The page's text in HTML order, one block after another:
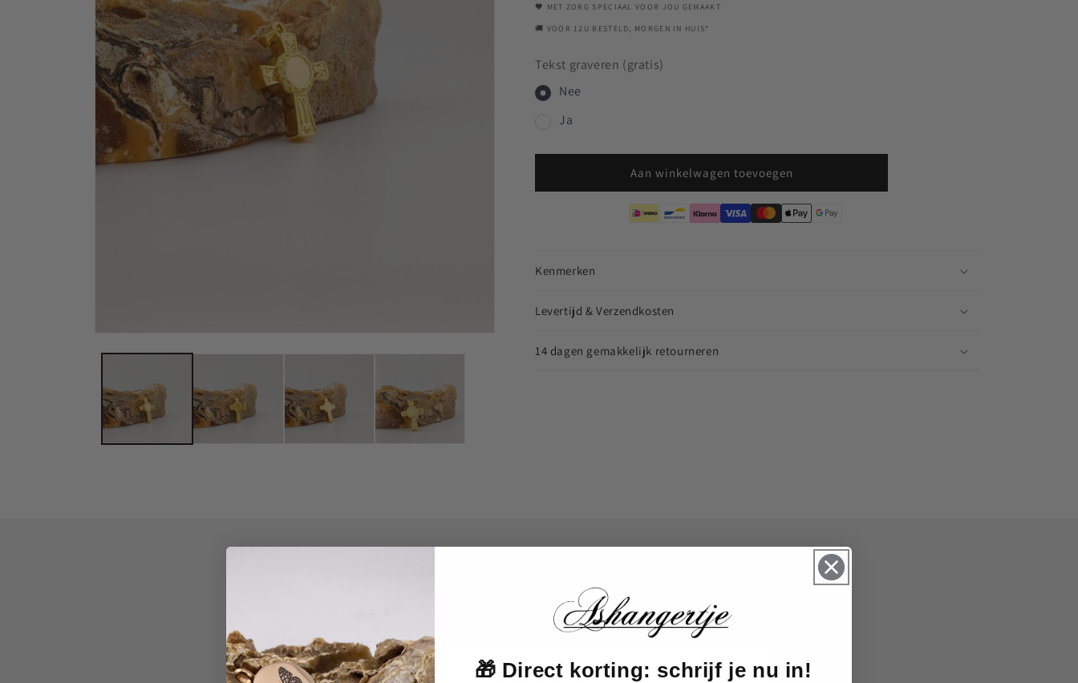
Kruis
Kruis
🖤 MET ZORG SPECIAAL VOOR JOU GEMAAKT
🚚 VOOR 12U BESTELD, MORGEN IN HUIS*
Tekst graveren (gratis)
Nee
Ja
Aan winkelwagen toevoegen
Kenmerken
Levertijd & Verzendkosten
14 dagen gemakkelijk retourneren
Geverifieerde reviews
🎁 Direct korting: schrijf je nu in!